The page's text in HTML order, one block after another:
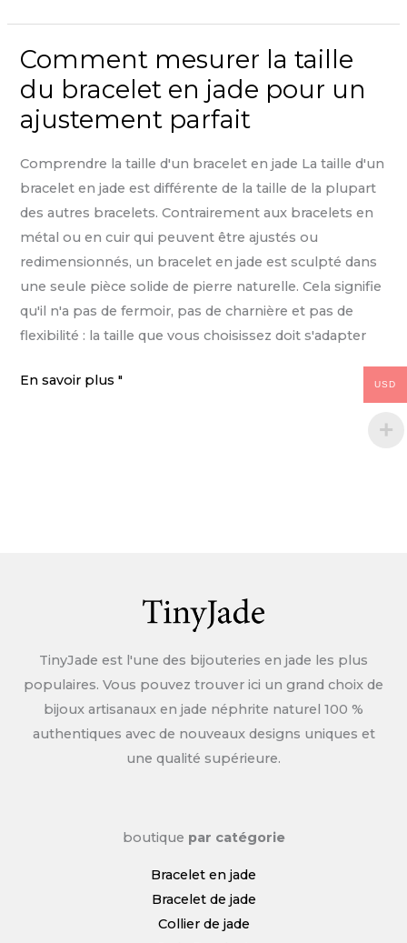
que
les
bijoux
en
jade
signification
et
valeur
Comment mesurer la taille
du bracelet en jade pour un
ajustement parfait
Comprendre la taille d'un bracelet en jade La taille d'un
bracelet en jade est différente de la taille de la plupart
des autres bracelets. Contrairement aux bracelets en
métal ou en cuir qui peuvent être ajustés ou
redimensionnés, un bracelet en jade est sculpté dans
une seule pièce solide de pierre naturelle. Cela signifie
qu'il n'a pas de fermoir, pas de charnière et pas de
flexibilité : la taille que vous choisissez doit s'adapter
Comment
En savoir plus "
TinyJade est l'une des bijouteries en jade les plus
populaires. Vous pouvez trouver ici un grand choix de
bijoux artisanaux en jade néphrite naturel 100 %
authentiques avec de nouveaux designs uniques et
une qualité supérieure.
boutique par catégorie
Bracelet en jade
Bracelet de jade
Collier de jade
USD